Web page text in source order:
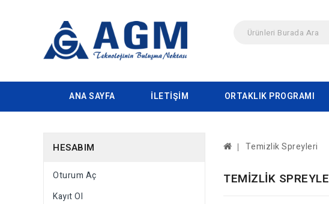
ANA SAYFA İLETIŞIM ORTAKLIK PROGRAMI
HESABIM
Oturum Aç
Kayıt Ol
Temizlik Spreyleri
TEMIZLIK